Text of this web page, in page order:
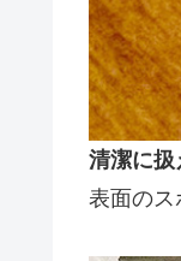
清潔に扱
表面のス